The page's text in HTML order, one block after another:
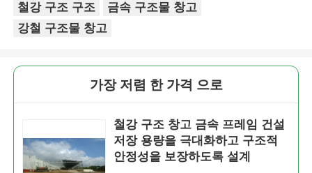
철강 구조 구조
금속 구조물 창고
강철 구조물 창고
가장 저렴 한 가격 으로
철강 구조 창고 금속 프레임 건설
저장 용량을 극대화하고 구조적
안정성을 보장하도록 설계